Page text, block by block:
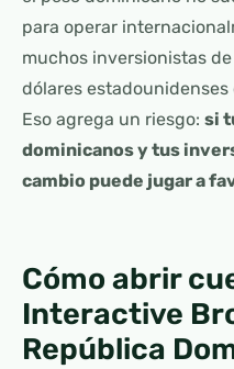
para operar
muchos inversionistas
dólares
Eso agrega un riesgo: si
dominicanos y tus
cambio puede jugar a
Cómo abrir
Interactive
República